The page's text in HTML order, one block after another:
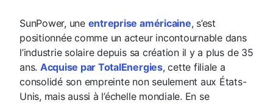
SunPower, une entreprise américaine, s’est
positionnée comme un acteur incontournable dans
l’industrie solaire depuis sa création il y a plus de 35
ans. Acquise par TotalEnergies, cette filiale a
consolidé son empreinte non seulement aux États-
Unis, mais aussi à l’échelle mondiale. En se